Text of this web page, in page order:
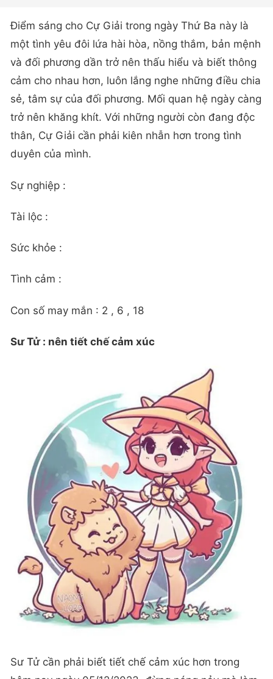
Điểm sáng cho Cự Giải trong ngày Thứ Ba này là
một tình yêu đôi lứa hài hòa, nồng thắm, bản mệnh
và đối phương dần trở nên thấu hiểu và biết thông
cảm cho nhau hơn, luôn lắng nghe những điều chia
sẻ, tâm sự của đối phương. Mối quan hệ ngày càng
trở nên khăng khít. Với những người còn đang độc
thân, Cự Giải cần phải kiên nhẫn hơn trong tình
duyên của mình.
Sự nghiệp :
Tài lộc :
Sức khỏe :
Tình cảm :
Con số may mắn : 2 , 6 , 18
Sư Tử : nên tiết chế cảm xúc
Sư Tử cần phải biết tiết chế cảm xúc hơn trong